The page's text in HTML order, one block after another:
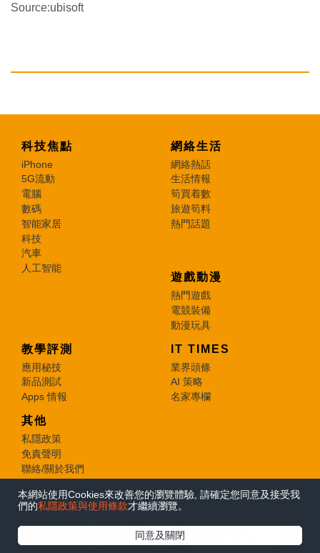
本網站使用Cookies來改善您的瀏覽體驗, 請確定您同意及接受我
們的私隱政策與使用條款才繼續瀏覽。
同意及關閉
Source:ubisoft
科技焦點
iPhone
5G流動
電腦
數碼
智能家居
科技
汽車
人工智能
網絡生活
網絡熱話
生活情報
筍買着數
旅遊筍料
熱門話題
遊戲動漫
熱門遊戲
電競裝備
動漫玩具
教學評測
應用秘技
新品測試
Apps 情報
IT TIMES
業界頭條
AI 策略
名家專欄
其他
私隱政策
免責聲明
聯絡/關於我們
© 2026 e-zone. All Rights Reserved.